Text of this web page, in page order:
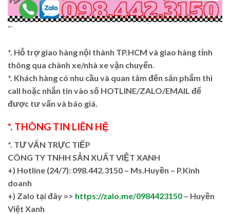
“`
*. Hỗ trợ giao hàng nội thành TP.HCM và giao hàng tỉnh
thông qua chành xe/nhà xe vận chuyển.
*. Khách hàng có nhu cầu và quan tâm đến sản phẩm thì
call hoặc nhắn tin vào số HOTLINE/ZALO/EMAIL để
được tư vấn và báo giá.
*. THÔNG TIN LIÊN HỆ
*. TƯ VẤN TRỰC TIẾP
CÔNG TY TNHH SẢN XUẤT VIỆT XANH
+) Hotline (24/7): 098.442.3150 – Ms.Huyền – P.Kinh
doanh
+) Zalo tại đây => https://zalo.me/0984423150 – Huyền
Việt Xanh